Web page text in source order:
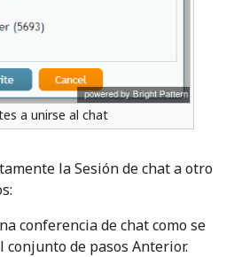
a unirse al chat
la Sesión de chat a otro
conferencia de chat como se
conjunto de pasos Anterior.